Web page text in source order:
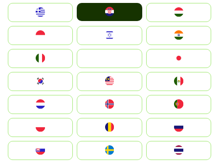
Magyarország
South Korea